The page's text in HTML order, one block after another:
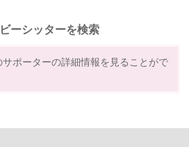
ーシッターを検索
ポーターの詳細情報を見ることがで